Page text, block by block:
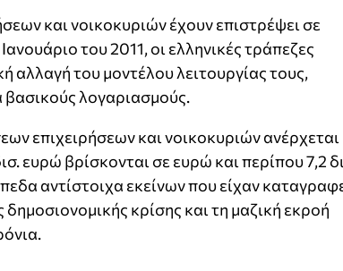
και νοικοκυριών έχουν επιστρέψει σε
του 2011, οι ελληνικές τράπεζες
αλλαγή του μοντέλου λειτουργίας τους,
βασικούς λογαριασμούς.
επιχειρήσεων και νοικοκυριών ανέρχεται
ευρώ βρίσκονται σε ευρώ και περίπου 7,2
αντίστοιχα εκείνων που είχαν
κρίσης και τη μαζική εκροή